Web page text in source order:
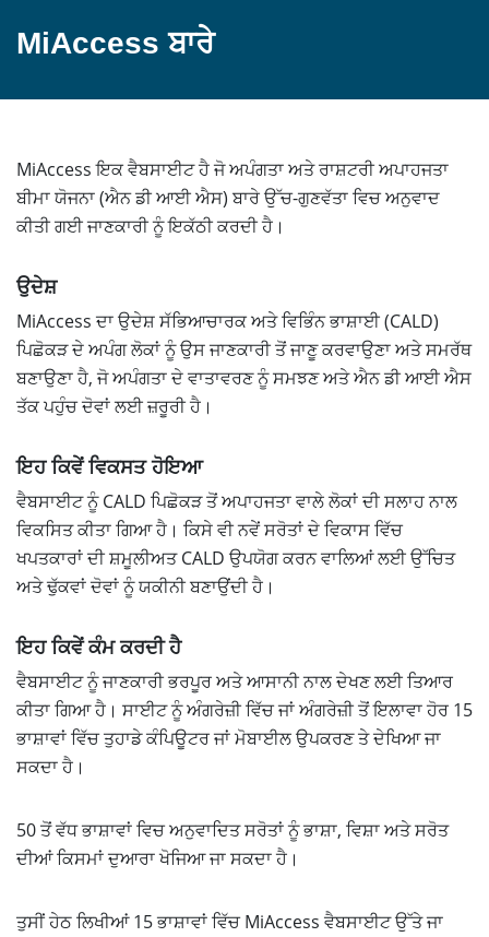
MiAccess ਬਾਰੇ
MiAccess ਇਕ ਵੈਬਸਾਈਟ ਹੈ ਜੋ ਅਪੰਗਤਾ ਅਤੇ ਰਾਸ਼ਟਰੀ ਅਪਾਹਜਤਾ
ਬੀਮਾ ਯੋਜਨਾ (ਐਨ ਡੀ ਆਈ ਐਸ) ਬਾਰੇ ਉੱਚ-ਗੁਣਵੱਤਾ ਵਿਚ ਅਨੁਵਾਦ
ਕੀਤੀ ਗਈ ਜਾਣਕਾਰੀ ਨੂੰ ਇਕੱਠੀ ਕਰਦੀ ਹੈ।
ਉਦੇਸ਼
MiAccess ਦਾ ਉਦੇਸ਼ ਸੱਭਿਆਚਾਰਕ ਅਤੇ ਵਿਭਿੰਨ ਭਾਸ਼ਾਈ (CALD)
ਪਿਛੋਕੜ ਦੇ ਅਪੰਗ ਲੋਕਾਂ ਨੂੰ ਉਸ ਜਾਣਕਾਰੀ ਤੋਂ ਜਾਣੂ ਕਰਵਾਉਣਾ ਅਤੇ ਸਮਰੱਥ
ਬਣਾਉਣਾ ਹੈ, ਜੋ ਅਪੰਗਤਾ ਦੇ ਵਾਤਾਵਰਣ ਨੂੰ ਸਮਝਣ ਅਤੇ ਐਨ ਡੀ ਆਈ ਐਸ
ਤੱਕ ਪਹੁੰਚ ਦੋਵਾਂ ਲਈ ਜ਼ਰੂਰੀ ਹੈ।
ਇਹ ਕਿਵੇਂ ਵਿਕਸਤ ਹੋਇਆ
ਵੈਬਸਾਈਟ ਨੂੰ CALD ਪਿਛੋਕੜ ਤੋਂ ਅਪਾਹਜਤਾ ਵਾਲੇ ਲੋਕਾਂ ਦੀ ਸਲਾਹ ਨਾਲ
ਵਿਕਸਿਤ ਕੀਤਾ ਗਿਆ ਹੈ। ਕਿਸੇ ਵੀ ਨਵੇਂ ਸਰੋਤਾਂ ਦੇ ਵਿਕਾਸ ਵਿੱਚ
ਖਪਤਕਾਰਾਂ ਦੀ ਸ਼ਮੂਲੀਅਤ CALD ਉਪਯੋਗ ਕਰਨ ਵਾਲਿਆਂ ਲਈ ਉੱਚਿਤ
ਅਤੇ ਢੁੱਕਵਾਂ ਦੋਵਾਂ ਨੂੰ ਯਕੀਨੀ ਬਣਾਉਂਦੀ ਹੈ।
ਇਹ ਕਿਵੇਂ ਕੰਮ ਕਰਦੀ ਹੈ
ਵੈਬਸਾਈਟ ਨੂੰ ਜਾਣਕਾਰੀ ਭਰਪੂਰ ਅਤੇ ਆਸਾਨੀ ਨਾਲ ਦੇਖਣ ਲਈ ਤਿਆਰ
ਕੀਤਾ ਗਿਆ ਹੈ। ਸਾਈਟ ਨੂੰ ਅੰਗਰੇਜ਼ੀ ਵਿੱਚ ਜਾਂ ਅੰਗਰੇਜ਼ੀ ਤੋਂ ਇਲਾਵਾ ਹੋਰ 15
ਭਾਸ਼ਾਵਾਂ ਵਿੱਚ ਤੁਹਾਡੇ ਕੰਪਿਊਟਰ ਜਾਂ ਮੋਬਾਈਲ ਉਪਕਰਣ ਤੇ ਦੇਖਿਆ ਜਾ
ਸਕਦਾ ਹੈ।
50 ਤੋਂ ਵੱਧ ਭਾਸ਼ਾਵਾਂ ਵਿਚ ਅਨੁਵਾਦਿਤ ਸਰੋਤਾਂ ਨੂੰ ਭਾਸ਼ਾ, ਵਿਸ਼ਾ ਅਤੇ ਸਰੋਤ
ਦੀਆਂ ਕਿਸਮਾਂ ਦੁਆਰਾ ਖੋਜਿਆ ਜਾ ਸਕਦਾ ਹੈ।
ਤੁਸੀਂ ਹੇਠ ਲਿਖੀਆਂ 15 ਭਾਸ਼ਾਵਾਂ ਵਿੱਚ MiAccess ਵੈਬਸਾਈਟ ਉੱਤੇ ਜਾ